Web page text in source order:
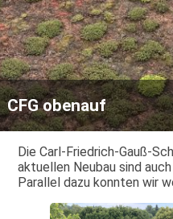
CFG obenauf
Die Carl-Friedrich-Gauß-
aktuellen Neubau sind
Parallel dazu konnten wir